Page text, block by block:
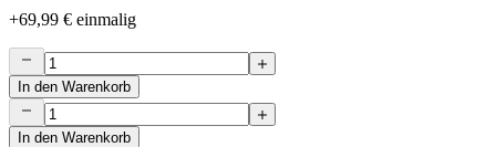
+69,99 € einmalig
In den Warenkorb
In den Warenkorb